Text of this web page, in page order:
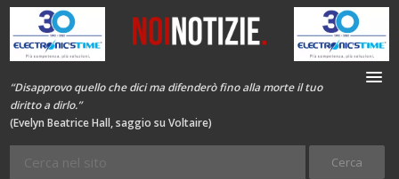
“Disapprovo quello che dici ma difenderò fino alla morte il tuo
diritto a dirlo.”
(Evelyn Beatrice Hall, saggio su Voltaire)